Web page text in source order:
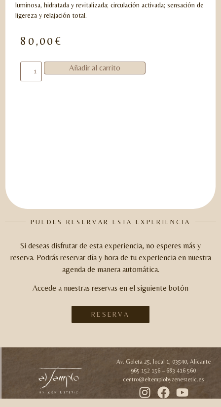
luminosa, hidratada y revitalizada; circulación activada; sensación de
ligereza y relajación total.
80,00€
Añadir al carrito
PUEDES RESERVAR ESTA EXPERIENCIA
Si deseas disfrutar de esta experiencia, no esperes más y
reserva. Podrás reservar día y hora de tu experiencia en nuestra
agenda de manera automática.
Accede a nuestras reservas en el siguiente botón
RESERVA
Av. Goleta 25, local 1, 03540, Alicante
965 152 156 – 683 416 560
centro@eltemplobyzenestetic.es